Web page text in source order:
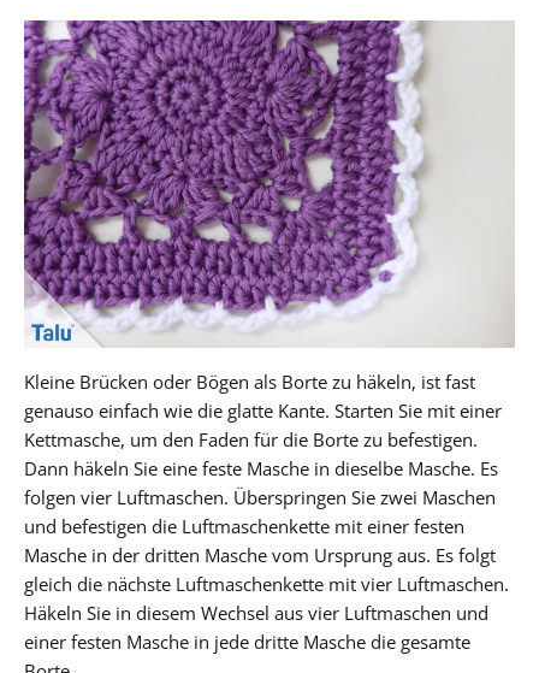
Kleine Brücken oder Bögen als Borte zu häkeln, ist fast
genauso einfach wie die glatte Kante. Starten Sie mit einer
Kettmasche, um den Faden für die Borte zu befestigen.
Dann häkeln Sie eine feste Masche in dieselbe Masche. Es
folgen vier Luftmaschen. Überspringen Sie zwei Maschen
und befestigen die Luftmaschenkette mit einer festen
Masche in der dritten Masche vom Ursprung aus. Es folgt
gleich die nächste Luftmaschenkette mit vier Luftmaschen.
Häkeln Sie in diesem Wechsel aus vier Luftmaschen und
einer festen Masche in jede dritte Masche die gesamte